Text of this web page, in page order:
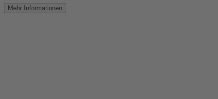
Mehr Informationen